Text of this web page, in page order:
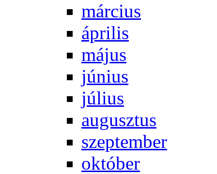
már­ci­us
áp­ri­lis
má­jus
jú­ni­us
jú­li­us
au­gusz­tus
szep­tem­ber
ok­tó­ber